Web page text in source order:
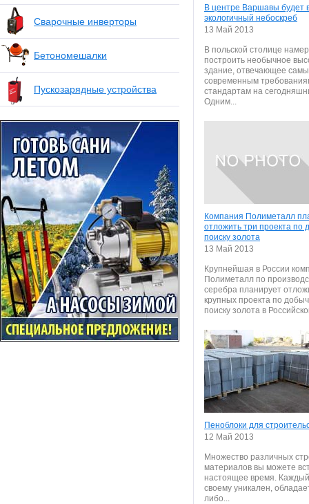
Сварочные инверторы
Бетономешалки
Пускозарядные устройства
В центре Варшавы будет
экологичный небоскреб
13 Май 2013
В польской столице
построить необычное
здание, отвечающее
современным
стандартам на
Одним...
Компания Полиметалл
отложить три проекта по
поиску золота
13 Май 2013
Крупнейшая в России
Полиметалл по
серебра планирует
крупных проекта по
поиску золота в
Пеноблоки для
12 Май 2013
Множество различных
материалов вы можете
настоящее время.
своему уникален,
либо...